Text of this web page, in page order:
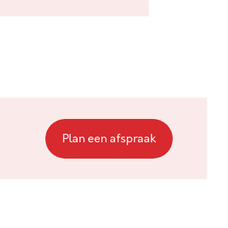
Plan een afspraak